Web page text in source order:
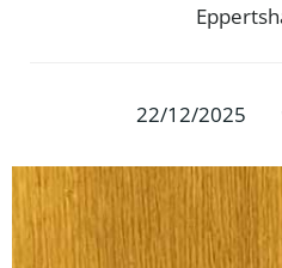
22/12/2025